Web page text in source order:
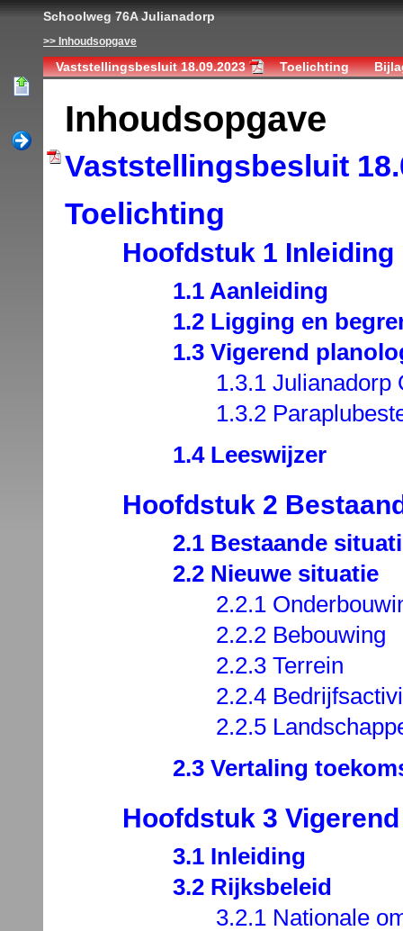
Schoolweg 76A Julianadorp
Inhoudsopgave
Vaststellingsbesluit 18.09.2023 Toelichting
Inhoudsopgave
Vaststellingsbesluit
Toelichting
Hoofdstuk 1 Inleiding
1.1 Aanleiding
1.2 Ligging en
1.3 Vigerend
1.3.1 Julianadorp
1.3.2
1.4 Leeswijzer
Hoofdstuk 2
2.1 Bestaande
2.2 Nieuwe situatie
2.2.1
2.2.2 Bebouwing
2.2.3 Terrein
2.2.4
2.2.5
2.3 Vertaling
Hoofdstuk 3
3.1 Inleiding
3.2 Rijksbeleid
3.2.1 Nationale